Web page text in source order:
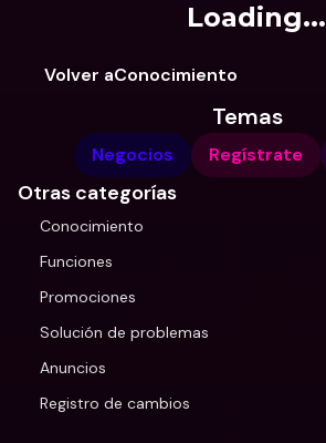
Loading...
Volver aConocimiento
Temas
Negocios Regístrate
Otras categorías
Conocimiento
Funciones
Promociones
Solución de problemas
Anuncios
Registro de cambios